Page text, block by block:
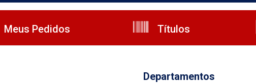
Meus Pedidos Títulos
Departamentos